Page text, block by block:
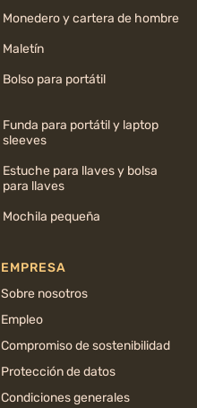
Monedero y cartera de hombre
Maletín
Bolso para portátil
Funda para portátil y laptop
sleeves
Estuche para llaves y bolsa
para llaves
Mochila pequeña
EMPRESA
Sobre nosotros
Empleo
Compromiso de sostenibilidad
Protección de datos
Condiciones generales